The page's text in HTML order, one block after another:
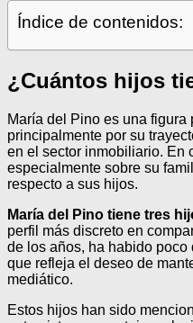
Índice de contenidos:
¿Cuántos hijos
María del Pino es una figura
principalmente por su
en el sector inmobiliario. En
especialmente sobre su
respecto a sus hijos.
María del Pino tiene tres
perfil más discreto en
de los años, ha habido
que refleja el deseo de
mediático.
Estos hijos han sido